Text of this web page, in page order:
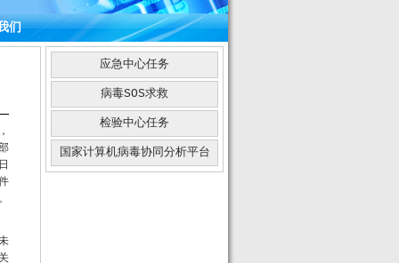
们
应急中心任务
病毒SOS求救
检验中心任务
国家计算机病毒协同分析平台